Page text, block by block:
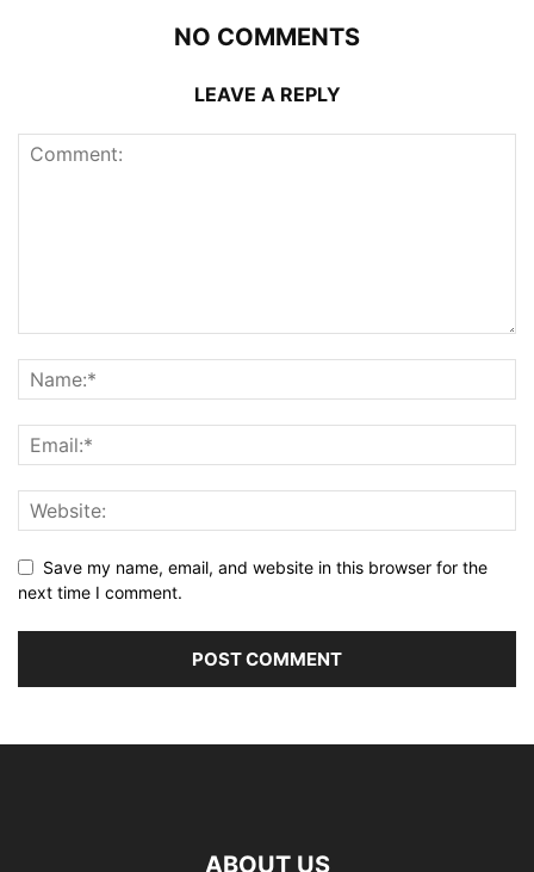
NO COMMENTS
LEAVE A REPLY
Save my name, email, and website in this browser for the
next time I comment.
ABOUT US